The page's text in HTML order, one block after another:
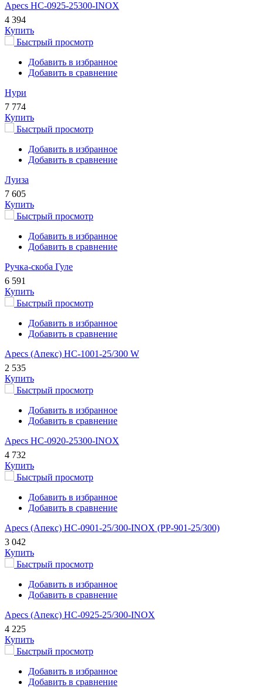
Apecs HC-0925-25300-INOX
4 394
Купить
Быстрый просмотр
Добавить в избранное
Добавить в сравнение
Нури
7 774
Купить
Быстрый просмотр
Добавить в избранное
Добавить в сравнение
Луиза
7 605
Купить
Быстрый просмотр
Добавить в избранное
Добавить в сравнение
Ручка-скоба Гуле
6 591
Купить
Быстрый просмотр
Добавить в избранное
Добавить в сравнение
Apecs (Апекс) HC-1001-25/300 W
2 535
Купить
Быстрый просмотр
Добавить в избранное
Добавить в сравнение
Apecs HC-0920-25300-INOX
4 732
Купить
Быстрый просмотр
Добавить в избранное
Добавить в сравнение
Apecs (Апекс) HC-0901-25/300-INOX (PP-901-25/300)
3 042
Купить
Быстрый просмотр
Добавить в избранное
Добавить в сравнение
Apecs (Апекс) HC-0925-25/300-INOX
4 225
Купить
Быстрый просмотр
Добавить в избранное
Добавить в сравнение